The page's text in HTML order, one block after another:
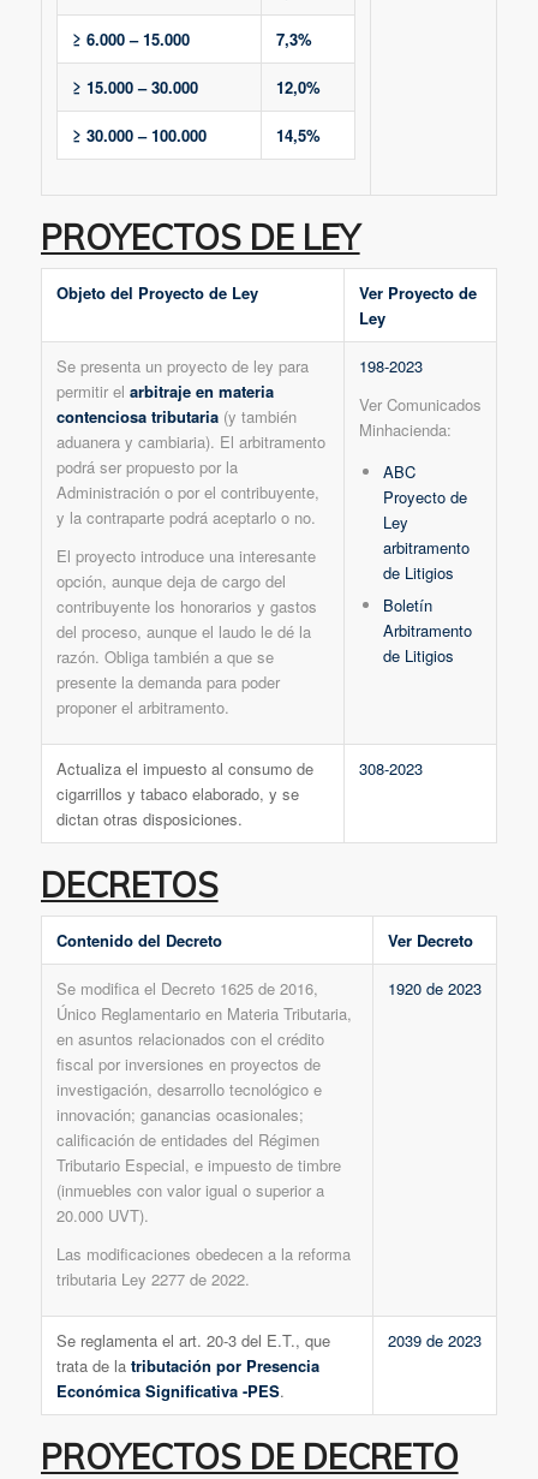
≥ 6.000 – 15.000 7,3%
≥ 15.000 – 30.000 12,0%
≥ 30.000 – 100.000 14,5%
PROYECTOS DE LEY
Objeto del Proyecto de Ley
Ver Proyecto de
Ley
Se presenta un proyecto de ley para
permitir el arbitraje en materia
contenciosa tributaria(y también
aduanera y cambiaria). El arbitramento
podrá ser propuesto por la
Administración o por el contribuyente,
y la contraparte podrá aceptarlo o no.
El proyecto introduce una interesante
opción, aunque deja de cargo del
contribuyente los honorarios y gastos
del proceso, aunque el laudo le dé la
razón. Obliga también a que se
presente la demanda para poder
proponer el arbitramento.
198-2023
Ver Comunicados
Minhacienda:
ABC
Proyecto de
Ley
arbitramento
de Litigios
Boletín
Arbitramento
de Litigios
Actualiza el impuesto al consumo de
cigarrillos y tabaco elaborado, y se
dictan otras disposiciones.
308-2023
DECRETOS
Contenido del Decreto Ver Decreto
Se modifica el Decreto 1625 de 2016,
Único Reglamentario en Materia Tributaria,
en asuntos relacionados con el crédito
fiscal por inversiones en proyectos de
investigación, desarrollo tecnológico e
innovación; ganancias ocasionales;
calificación de entidades del Régimen
Tributario Especial, e impuesto de timbre
(inmuebles con valor igual o superior a
20.000 UVT).
Las modificaciones obedecen a la reforma
tributaria Ley 2277 de 2022.
1920 de 2023
Se reglamenta el art. 20-3 del E.T., que
trata de la tributación por Presencia
Económica Significativa -PES.
2039 de 2023
PROYECTOS DE DECRETO